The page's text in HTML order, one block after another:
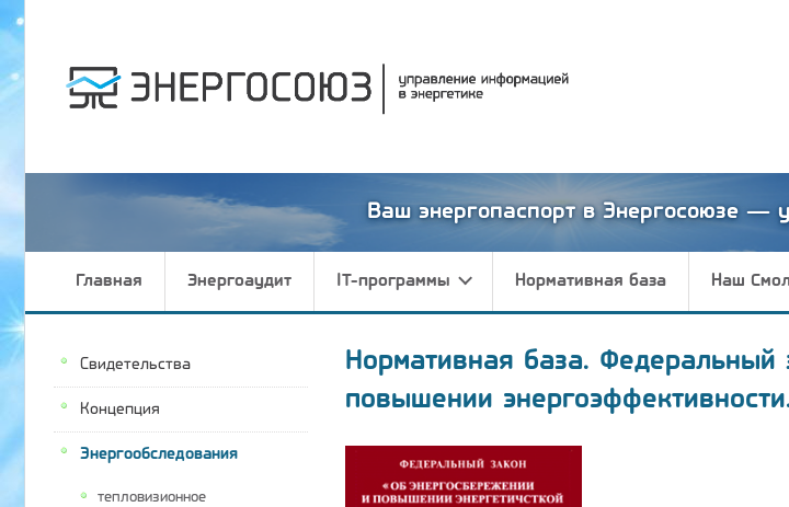
Ваш энергопаспорт в Энергосоюзе —
Главная Энергоаудит IT-программы Нормативная база Наш
Свидетельства
Концепция
Энергообследования
тепловизионное
Нормативная база.
повышении